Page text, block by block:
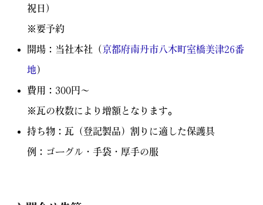
祝日)
※要予約
開場：当社本社（ 京都府南丹市八木町室橋美津26番
地 ）
費用：300円～
※瓦の枚数により増額となります。
持ち物：瓦（登記製品）割りに適した保護具
例：ゴーグル・手袋・厚手の服